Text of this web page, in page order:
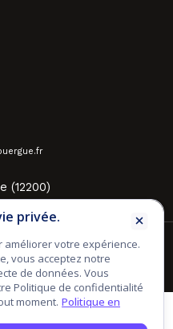
vie privée.
améliorer votre expérience.
vous acceptez notre
de données. Vous
Politique de confidentialité
moment. Politique en
(12200)
droits réservés.
de confidentialité
cookies